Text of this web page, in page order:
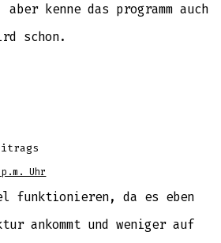
aber kenne das programm auch
schon.
Uhr
funktionieren, da es eben
ankommt und weniger auf